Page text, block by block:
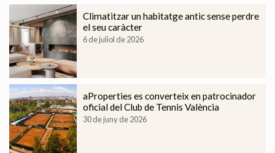
Climatitzar un habitatge antic sense perdre
el seu caràcter
6 de juliol de 2026
aProperties es converteix en patrocinador
oficial del Club de Tennis València
30 de juny de 2026
Modificar cookies
Tècniques i funcionals
Sempre activades
Aquest lloc web utilitza cookies pròpies per recopilar
informació amb la finalitat de millorar els nostres serveis.
Si continua navegant, suposa l'acceptació de la instal·lació
de les mateixes. L'usuari té la possibilitat de configurar el